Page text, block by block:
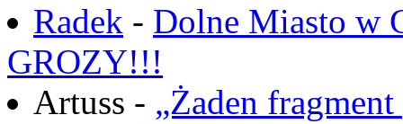
Radek - Dolne Miasto w
GROZY!!!
Artuss - „Żaden